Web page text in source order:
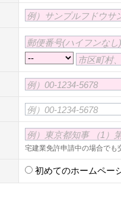
例）サンプルフドウサ
郵便番号(ハイフンなし)
市区町村
例）00-1234-5678
例）00-1234-5678
例）東京都知事 （1）
宅建業免許申請中の場合でも
初めてのホームペー